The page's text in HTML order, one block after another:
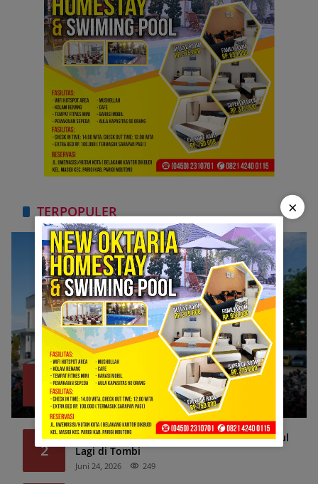
TERPOPULER
Bank Sulteng Cabang Parimo Belum Bayar
Refund Asuransi Kredit PNS?
Juli 6, 2026 1334
2
Simsalabim! Ekskavator Hilang, Lalu Muncul
Lagi di Tombi
Juni 24, 2026 249
×